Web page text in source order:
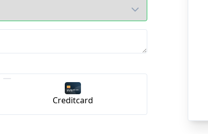
Creditcard